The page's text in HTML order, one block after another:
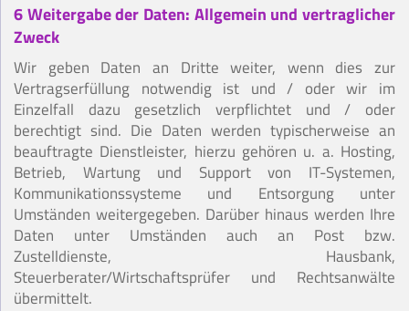
6 Weitergabe der Daten: Allgemein und vertraglicher
Zweck
Wir geben Daten an Dritte weiter, wenn dies zur
Vertragserfüllung notwendig ist und / oder wir im
Einzelfall dazu gesetzlich verpflichtet und / oder
berechtigt sind. Die Daten werden typischerweise an
beauftragte Dienstleister, hierzu gehören u. a. Hosting,
Betrieb, Wartung und Support von IT-Systemen,
Kommunikationssysteme und Entsorgung unter
Umständen weitergegeben. Darüber hinaus werden Ihre
Daten unter Umständen auch an Post bzw.
Zustelldienste, Hausbank,
Steuerberater/Wirtschaftsprüfer und Rechtsanwälte
übermittelt.